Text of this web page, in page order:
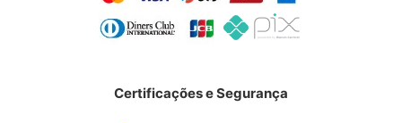
Certificações e Segurança